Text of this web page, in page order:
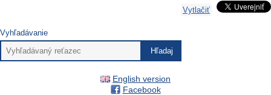
Vytlačiť
Vyhľadávanie
English version
Facebook